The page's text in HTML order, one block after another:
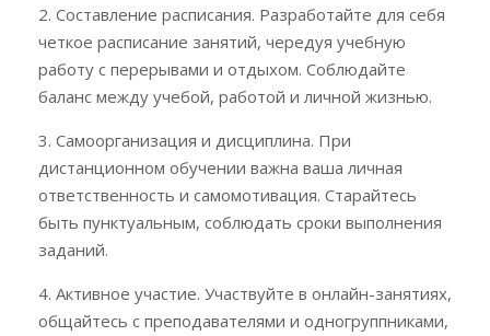
2. Составление расписания. Разработайте для себя
четкое расписание занятий, чередуя учебную
работу с перерывами и отдыхом. Соблюдайте
баланс между учебой, работой и личной жизнью.
3. Самоорганизация и дисциплина. При
дистанционном обучении важна ваша личная
ответственность и самомотивация. Старайтесь
быть пунктуальным, соблюдать сроки выполнения
заданий.
4. Активное участие. Участвуйте в онлайн-занятиях,
общайтесь с преподавателями и одногруппниками,